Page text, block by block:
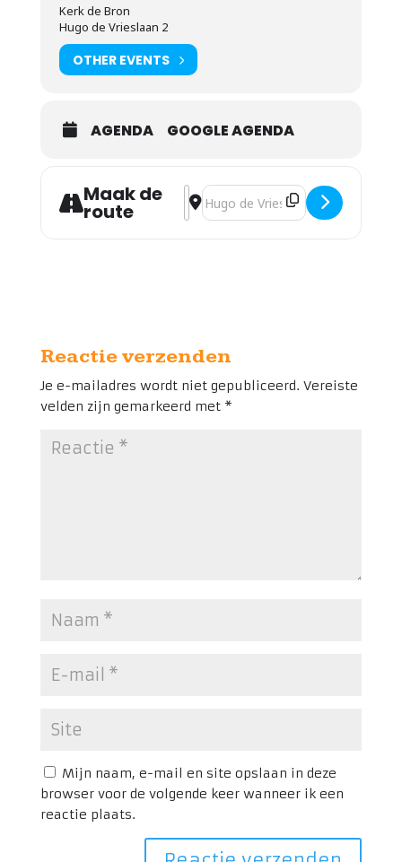
Kerk de Bron
Hugo de Vrieslaan 2
OTHER EVENTS
AGENDA GOOGLE AGENDA
Maak de
route
Address - Gebedsmoment
Destination Address -
Reactie verzenden
Je e-mailadres wordt niet gepubliceerd. Vereiste
velden zijn gemarkeerd met *
Mijn naam, e-mail en site opslaan in deze
browser voor de volgende keer wanneer ik een
reactie plaats.